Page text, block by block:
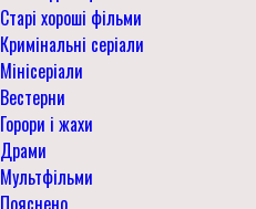
Старі хороші фільми
Кримінальні серіали
Мінісеріали
Вестерни
Горори і жахи
Драми
Мультфільми